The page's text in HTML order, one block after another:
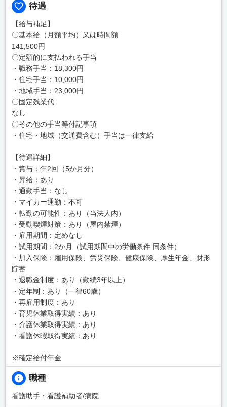
待遇
【給与補足】
〇基本給（月額平均）又は時間額
141,500円
〇定額的に支払われる手当
・職務手当：18,300円
・住宅手当：10,000円
・地域手当：23,000円
〇固定残業代
なし
〇その他の手当等付記事項
・住宅・地域（交通費含む）手当は一律支給
【待遇詳細】
・賞与：年2回（5か月分）
・昇給：あり
・通勤手当：なし
・マイカー通勤：不可
・転勤の可能性：あり（当法人内）
・受動喫煙対策：あり（屋内禁煙）
・雇用期間：定めなし
・試用期間：2か月（試用期間中の労働条件 同条件）
・加入保険：雇用保険、労災保険、健康保険、厚生年金、財形
貯蓄
・退職金制度：あり（勤続3年以上）
・定年制：あり（一律60歳）
・再雇用制度：あり
・育児休業取得実績：あり
・介護休業取得実績：あり
・看護休暇取得実績：あり
※確定給付年金
職種
看護助手・看護補助者/病院